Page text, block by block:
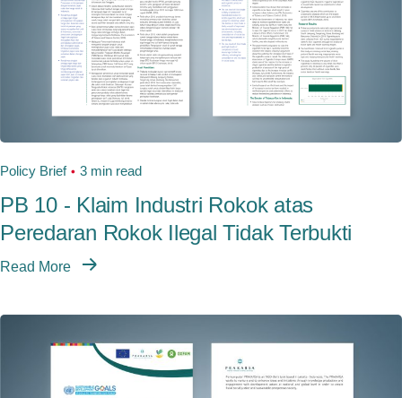
Policy Brief 3 min read
PB 10 - Klaim Industri Rokok atas
Peredaran Rokok Ilegal Tidak Terbukti
Read More